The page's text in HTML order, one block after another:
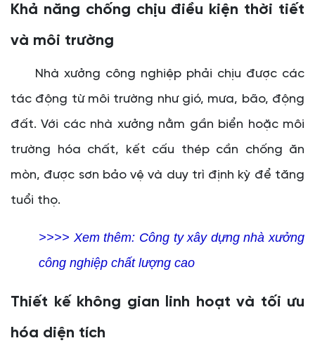
Khả năng chống chịu điều kiện thời tiết
và môi trường
Nhà xưởng công nghiệp phải chịu được các
tác động từ môi trường như gió, mưa, bão, động
đất. Với các nhà xưởng nằm gần biển hoặc môi
trường hóa chất, kết cấu thép cần chống ăn
mòn, được sơn bảo vệ và duy trì định kỳ để tăng
tuổi thọ.
>>>> Xem thêm: Công ty xây dựng nhà xưởng
công nghiệp chất lượng cao
Thiết kế không gian linh hoạt và tối ưu
hóa diện tích